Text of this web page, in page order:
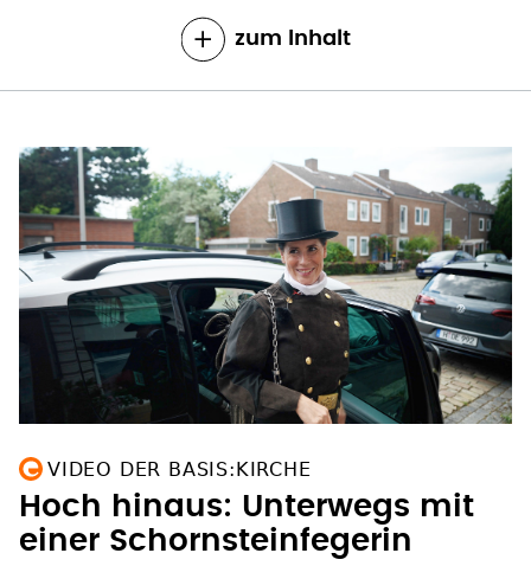
zum Inhalt
VIDEO DER BASIS:KIRCHE
Hoch hinaus: Unterwegs mit
einer Schornsteinfegerin